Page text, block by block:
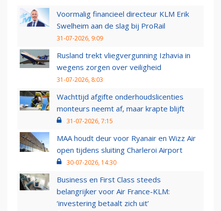
Voormalig financieel directeur KLM Erik
Swelheim aan de slag bij ProRail
31-07-2026, 9:09
Rusland trekt vliegvergunning Izhavia in
wegens zorgen over veiligheid
31-07-2026, 8:03
Wachttijd afgifte onderhoudslicenties
monteurs neemt af, maar krapte blijft
31-07-2026, 7:15
MAA houdt deur voor Ryanair en Wizz Air
open tijdens sluiting Charleroi Airport
30-07-2026, 14:30
Business en First Class steeds
belangrijker voor Air France-KLM:
‘investering betaalt zich uit’